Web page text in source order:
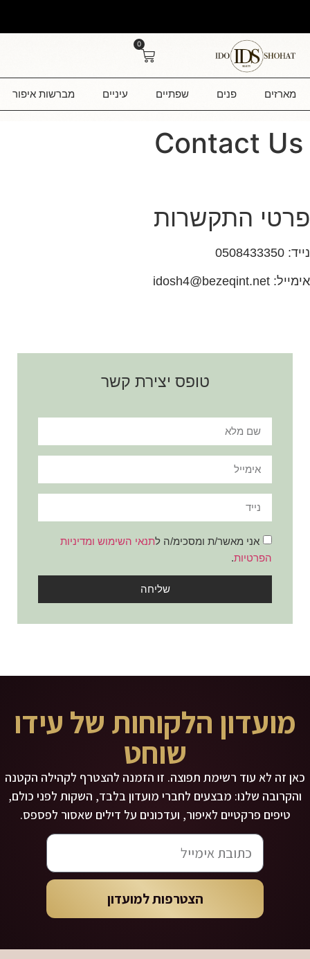
מארזים פנים שפתיים עיניים מברשות איפור
0
Contact Us
פרטי התקשרות
נייד: 0508433350
אימייל: idosh4@bezeqint.net
טופס יצירת קשר
אני מאשר/ת ומסכימ/ה לתנאי השימוש ומדיניות
הפרטיות.
שליחה
מועדון הלקוחות של עידו
שוחט
כאן זה לא עוד רשימת תפוצה. זו הזמנה להצטרף לקהילה הקטנה
והקרובה שלנו: מבצעים לחברי מועדון בלבד, השקות לפני כולם,
טיפים פרקטיים לאיפור, ועדכונים על דילים שאסור לפספס.
הצטרפות למועדון